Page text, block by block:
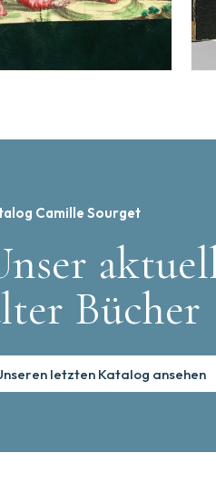
Camille Sourget
Bücher
letzten Katalog ansehen